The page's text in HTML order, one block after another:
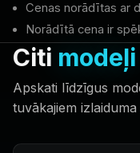
Cenas norādītas ar
Norādītā cena ir
Citi modeļi
Apskati līdzīgus
tuvākajiem izlaiduma